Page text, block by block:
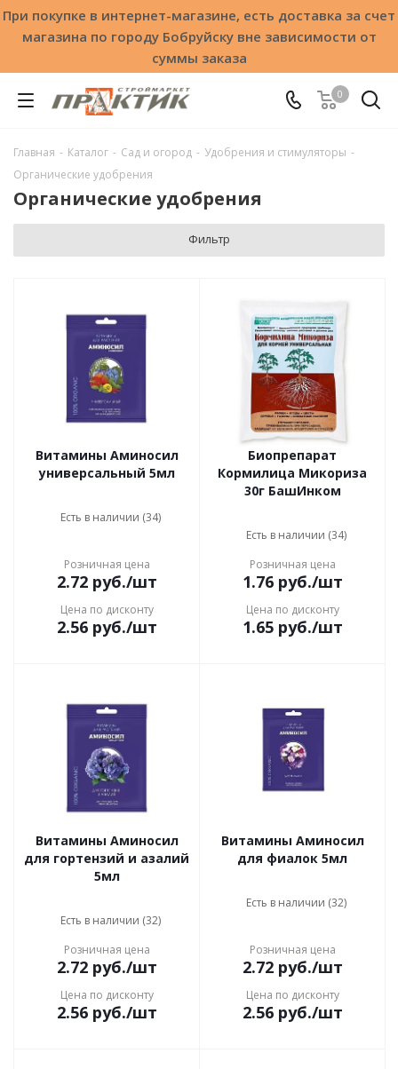
При покупке в интернет-магазине, есть доставка за счет
магазина по городу Бобруйску вне зависимости от
суммы заказа
0
Главная - Каталог - Сад и огород - Удобрения и стимуляторы -
Органические удобрения
Органические удобрения
Фильтр
Витамины Аминосил
универсальный 5мл
Есть в наличии (34)
Розничная цена
2.72руб./шт
Цена по дисконту
2.56руб./шт
Биопрепарат
Кормилица Микориза
30г БашИнком
Есть в наличии (34)
Розничная цена
1.76руб./шт
Цена по дисконту
1.65руб./шт
Витамины Аминосил
для гортензий и азалий
5мл
Есть в наличии (32)
Розничная цена
2.72руб./шт
Цена по дисконту
2.56руб./шт
Витамины Аминосил
для фиалок 5мл
Есть в наличии (32)
Розничная цена
2.72руб./шт
Цена по дисконту
2.56руб./шт